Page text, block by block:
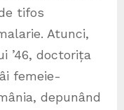
tifos
Atunci,
’46, doctorița
femeie-
depunând